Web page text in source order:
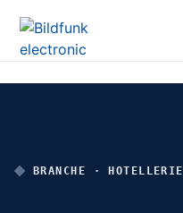
BRANCHE · HOTELLERIE